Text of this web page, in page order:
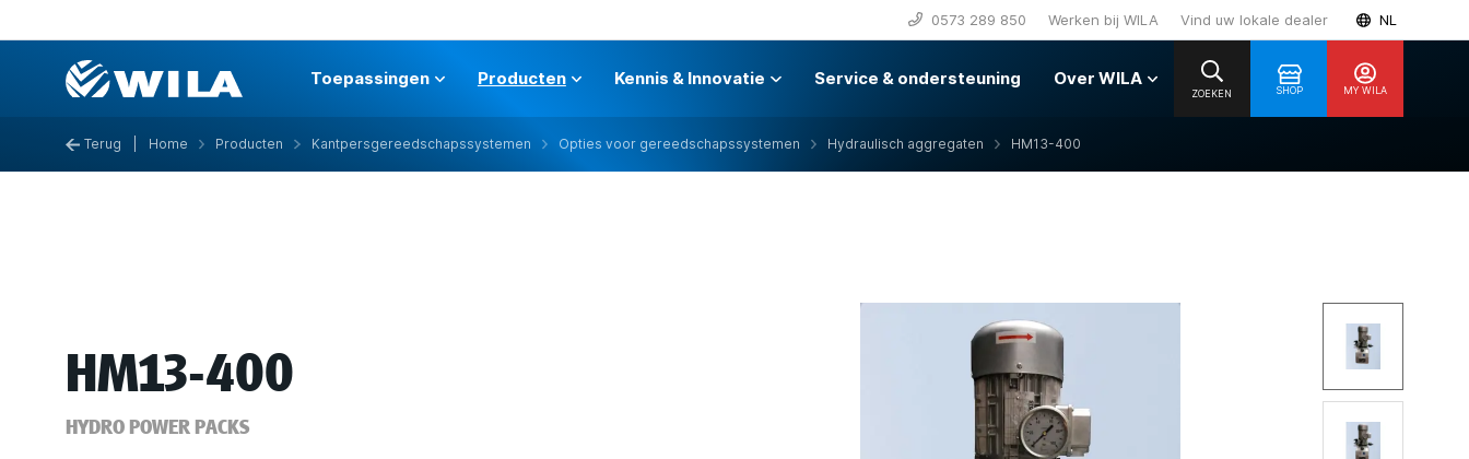
0573 289 850 Werken bij WILA Vind uw lokale dealer NL
Toepassingen Producten Kennis & Innovatie Service & ondersteuning Over WILA
SHOP MY WILA
ZOEKEN
Terug Home Producten Kantpersgereedschapssystemen Opties voor gereedschapssystemen Hydraulisch aggregaten HM13-400
HM13-400
HYDRO POWER PACKS